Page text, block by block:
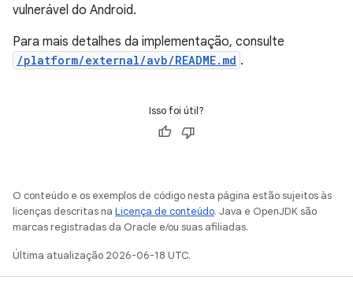
vulnerável do Android.
Para mais detalhes da implementação, consulte
/platform/external/avb/README.md .
Isso foi útil?
O conteúdo e os exemplos de código nesta página estão sujeitos às
licenças descritas na Licença de conteúdo. Java e OpenJDK são
marcas registradas da Oracle e/ou suas afiliadas.
Última atualização 2026-06-18 UTC.